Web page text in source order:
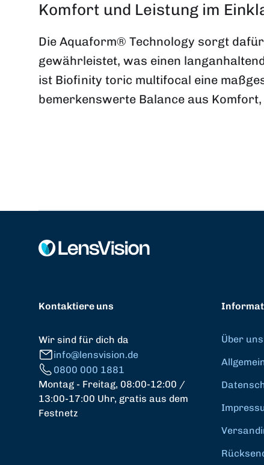
Komfort und Leistung im
Die Aquaform® Technology sorgt
gewährleistet, was einen
ist Biofinity toric multifocal eine
bemerkenswerte Balance aus
Kontaktiere uns
Wir sind für dich da
info@lensvision.de
0800 000 1881
Montag - Freitag, 08:00-12:00 /
13:00-17:00 Uhr, gratis aus dem
Festnetz
Über uns